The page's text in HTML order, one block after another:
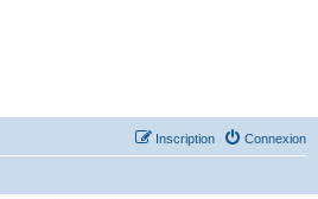
Connexion
Inscription